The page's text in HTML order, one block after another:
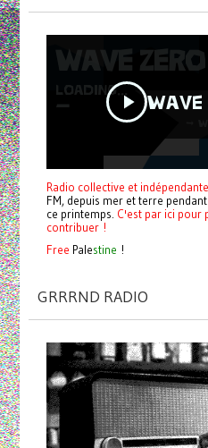
Radio collective et indépendante
FM, depuis mer et terre
ce printemps. C'est par ici pour
contribuer !
Free Palestine !
GRRRND RADIO